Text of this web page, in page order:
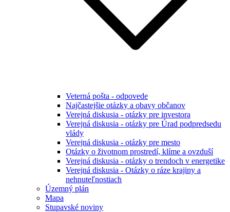
Veterná pošta - odpovede
Najčastejšie otázky a obavy občanov
Verejná diskusia - otázky pre investora
Verejná diskusia - otázky pre Úrad podpredsedu
vlády
Verejná diskusia - otázky pre mesto
Otázky o životnom prostredí, klíme a ovzduší
Verejná diskusia - otázky o trendoch v energetike
Verejná diskusia - Otázky o ráze krajiny a
nehnuteľnostiach
Územný plán
Mapa
Stupavské noviny